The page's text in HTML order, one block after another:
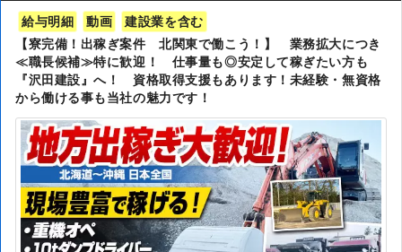
給与明細 動画
建設業を含む
【寮完備！出稼ぎ案件 北関東で働こう！】 業務拡大につき
≪職長候補≫特に歓迎！ 仕事量も◎安定して稼ぎたい方も
『沢田建設』へ！ 資格取得支援もあります！未経験・無資格
から働ける事も当社の魅力です！